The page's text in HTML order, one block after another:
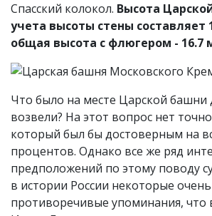
Спасский колокол. Высота
учета высоты стены составляет
общая высота с флюгером - 16.7
Что было на месте Царской башни
возвели? На этот вопрос нет
который был бы достоверным на
процентов. Однако все же ряд
предположений по этому поводу
в истории России некоторые очень
противоречивые упоминания, что